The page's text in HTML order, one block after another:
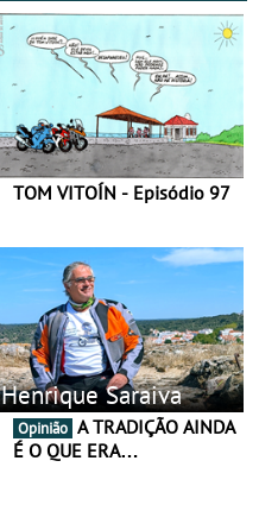
TOM VITOÍN - Episódio 97
Henrique Saraiva
Opinião
É O QUE ERA…